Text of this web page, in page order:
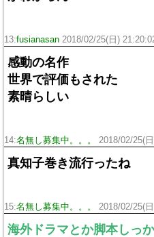
13:fusianasan 2018/02/25(日)
感動の名作
世界で評価もされた
素晴らしい
14:名無し募集中。。。 2018/02/25(
真知子巻き流行ったね
15:名無し募集中。。。 2018/02/25(
海外ドラマとか脚本しっ